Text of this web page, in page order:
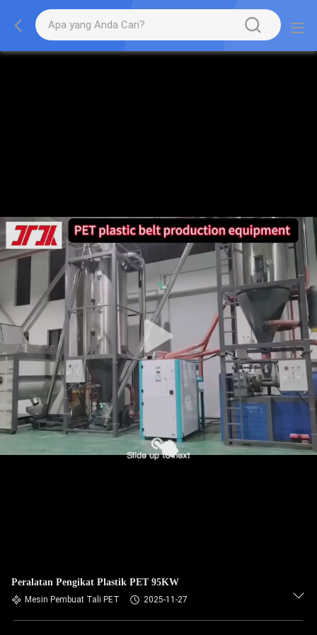
Peralatan Pengikat Plastik PET 95KW
Mesin Pembuat Tali PET 2025-11-27